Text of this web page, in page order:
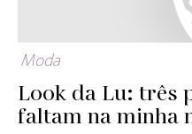
Moda
Look da Lu: três
faltam na minha